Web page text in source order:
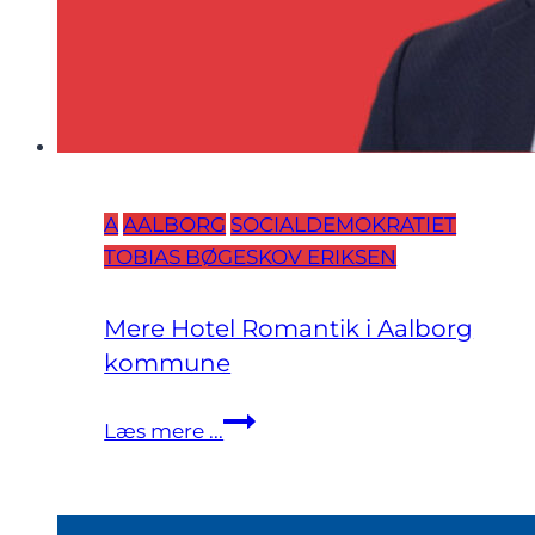
A AALBORG SOCIALDEMOKRATIET
TOBIAS BØGESKOV ERIKSEN
Mere Hotel Romantik i Aalborg
kommune
Læs mere ...Mere
i